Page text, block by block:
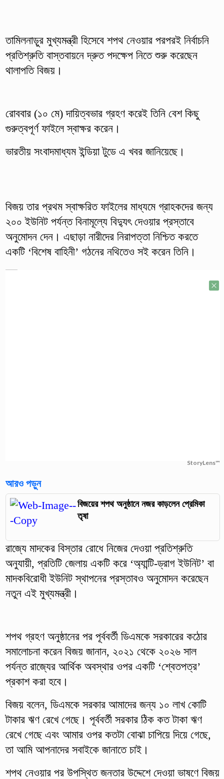
তামিলনাড়ুর মুখ্যমন্ত্রী হিসেবে শপথ নেওয়ার পরপরই নির্বাচনি
প্রতিশ্রুতি বাস্তবায়নে দ্রুত পদক্ষেপ নিতে শুরু করেছেন
থালাপতি বিজয়।
রোববার (১০ মে) দায়িত্বভার গ্রহণ করেই তিনি বেশ কিছু
গুরুত্বপূর্ণ ফাইলে স্বাক্ষর করেন।
ভারতীয় সংবাদমাধ্যম ইন্ডিয়া টুডে এ খবর জানিয়েছে।
বিজয় তার প্রথম স্বাক্ষরিত ফাইলের মাধ্যমে গ্রাহকদের জন্য
২০০ ইউনিট পর্যন্ত বিনামূল্যে বিদ্যুৎ দেওয়ার প্রস্তাবে
অনুমোদন দেন। এছাড়া নারীদের নিরাপত্তা নিশ্চিত করতে
একটি ‘বিশেষ বাহিনী’ গঠনের নথিতেও সই করেন তিনি।
StoryLens™
আরও পড়ুন
বিজয়ের শপথ অনুষ্ঠানে নজর কাড়লেন প্রেমিকা
তৃষা
রাজ্যে মাদকের বিস্তার রোধে নিজের দেওয়া প্রতিশ্রুতি
অনুযায়ী, প্রতিটি জেলায় একটি করে ‘অ্যান্টি-ড্রাগ ইউনিট’ বা
মাদকবিরোধী ইউনিট স্থাপনের প্রস্তাবও অনুমোদন করেছেন
নতুন এই মুখ্যমন্ত্রী।
শপথ গ্রহণ অনুষ্ঠানের পর পূর্ববর্তী ডিএমকে সরকারের কঠোর
সমালোচনা করেন বিজয় জানান, ২০২১ থেকে ২০২৬ সাল
পর্যন্ত রাজ্যের আর্থিক অবস্থার ওপর একটি ‘শ্বেতপত্র’
প্রকাশ করা হবে।
বিজয় বলেন, ডিএমকে সরকার আমাদের জন্য ১০ লাখ কোটি
টাকার ঋণ রেখে গেছে। পূর্ববর্তী সরকার ঠিক কত টাকা ঋণ
রেখে গেছে এবং আমার ওপর কতটা বোঝা চাপিয়ে দিয়ে গেছে,
তা আমি আপনাদের সবাইকে জানাতে চাই।
শপথ নেওয়ার পর উপস্থিত জনতার উদ্দেশে দেওয়া ভাষণে বিজয়